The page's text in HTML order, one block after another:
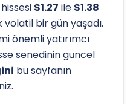
hissesi $1.27 ile $1.38
bir gün yaşadı.
önemli yatırımcı
senedinin güncel
bu sayfanın